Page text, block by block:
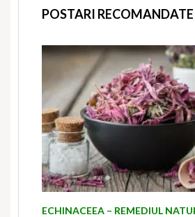
POSTARI RECOMANDATE
ECHINACEEA – REMEDIUL